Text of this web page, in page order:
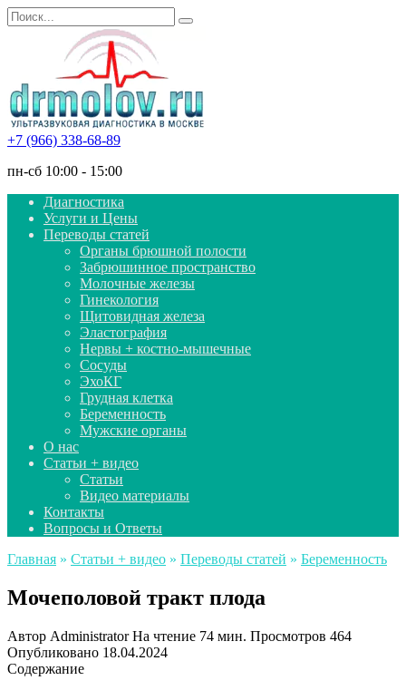
Перейти
к
содержанию
Search
for:
+7 (966) 338-68-89
пн-сб 10:00 - 15:00
Диагностика
Услуги и Цены
Переводы статей
Органы брюшной полости
Забрюшинное пространство
Молочные железы
Гинекология
Щитовидная железа
Эластография
Нервы + костно-мышечные
Сосуды
ЭхоКГ
Грудная клетка
Беременность
Мужские органы
О нас
Статьи + видео
Статьи
Видео материалы
Контакты
Вопросы и Ответы
Главная » Статьи + видео » Переводы статей » Беременность
Мочеполовой тракт плода
Автор Administrator На чтение 74 мин. Просмотров 464
Опубликовано 18.04.2024
Содержание